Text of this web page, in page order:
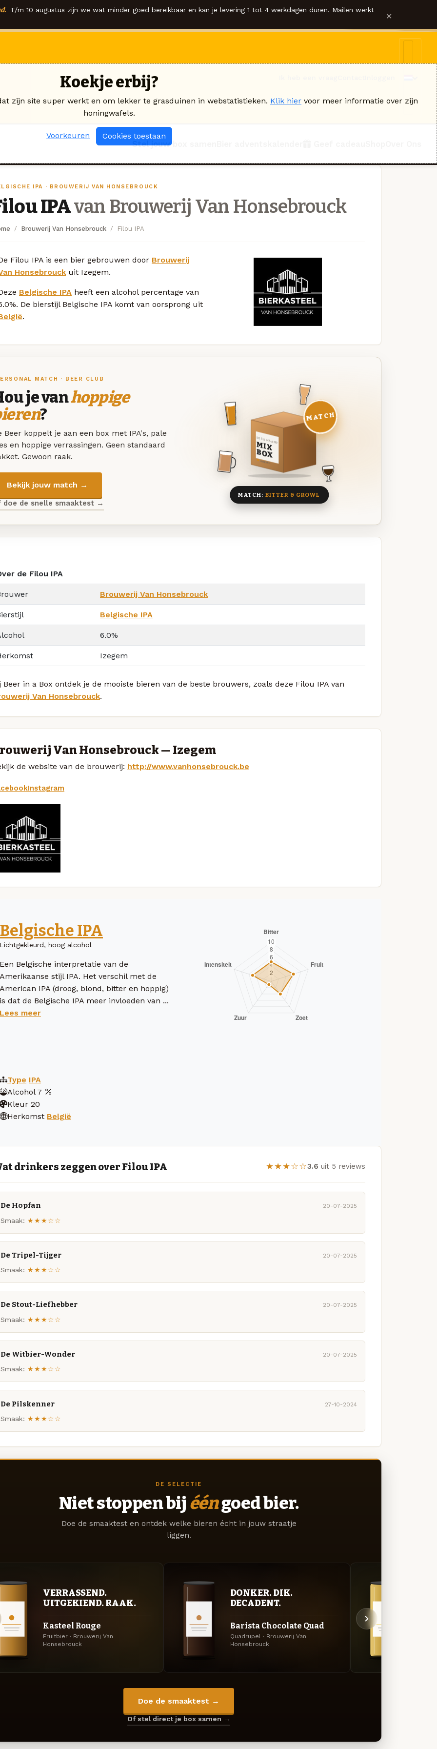
T/m 10 augustus zijn we wat minder goed bereikbaar en kan je levering 1 tot 4 werkdagen duren. Mailen werkt ×
Stel jouw box samen
IPA · BROUWERIJ VAN HONSEBROUCK
IPAvan Brouwerij Van Honsebrouck
Brouwerij Van Honsebrouck Filou IPA
Filou IPA is een bier gebrouwen door Brouwerij
Honsebrouck uit Izegem.
Belgische IPA heeft een alcohol percentage van
De bierstijl Belgische IPA komt van oorsprong uit
.
MATCH · BEER CLUB
je vanhoppige
?
Beer koppelt je aan een box met IPA's, pale
en hoppige verrassingen. Geen standaard
Gewoon raak.
Bekijk jouw match →
doe de snelle smaaktest →
DEZE MAAND
MIX
BOX
8 BIEREN
MATCH
MATCH: BITTER & GROWL
de Filou IPA
Brouwerij Van Honsebrouck
Belgische IPA
6.0%
Izegem
Beer in a Box ontdek je de mooiste bieren van de beste brouwers, zoals deze Filou IPA van
Van Honsebrouck.
Van Honsebrouck — Izegem
de website van de brouwerij: http://www.vanhonsebrouck.be
Instagram
Belgische IPA
Lichtgekleurd, hoog alcohol
Een Belgische interpretatie van de
Amerikaanse stijl IPA. Het verschil met de
American IPA (droog, blond, bitter en hoppig)
is dat de Belgische IPA meer invloeden van ...
Lees meer
Type IPA
Alcohol 7
Kleur 20
Herkomst België
drinkers zeggen over Filou IPA ★★★☆☆3.6 uit 5 reviews
De Hopfan 20-07-2025
Smaak: ★★★☆☆
De Tripel-Tijger 20-07-2025
Smaak: ★★★☆☆
De Stout-Liefhebber 20-07-2025
Smaak: ★★★☆☆
De Witbier-Wonder 20-07-2025
Smaak: ★★★☆☆
De Pilskenner 27-10-2024
Smaak: ★★★☆☆
DE SELECTIE
Niet stoppen bij ééngoed bier.
Doe de smaaktest en ontdek welke bieren écht in jouw straatje
liggen.
VERRASSEND.
UITGEKIEND. RAAK.
Kasteel Rouge
Fruitbier · Brouwerij Van
Honsebrouck
DONKER. DIK.
DECADENT.
Barista Chocolate Quad
Quadrupel · Brouwerij Van
Honsebrouck
Doe de smaaktest →
Of stel direct je box samen →
Koekje erbij?
zijn site super werkt en om lekker te grasduinen in webstatistieken. Klik hier voor meer informatie over zijn
honingwafels.
Voorkeuren Cookies toestaan